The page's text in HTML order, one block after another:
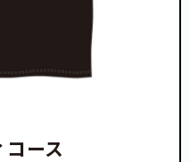
コース